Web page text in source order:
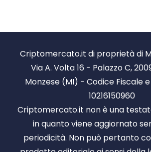
Criptomercato.it di proprietà di
Via A. Volta 16 - Palazzo C,
Monzese (MI) - Codice Fiscale e
10216150960
Criptomercato.it non è una
in quanto viene aggiornato
periodicità. Non può pertanto